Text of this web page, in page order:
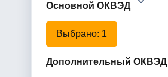
Основной ОКВЭД
Выбрано: 1
Дополнительный ОКВЭД